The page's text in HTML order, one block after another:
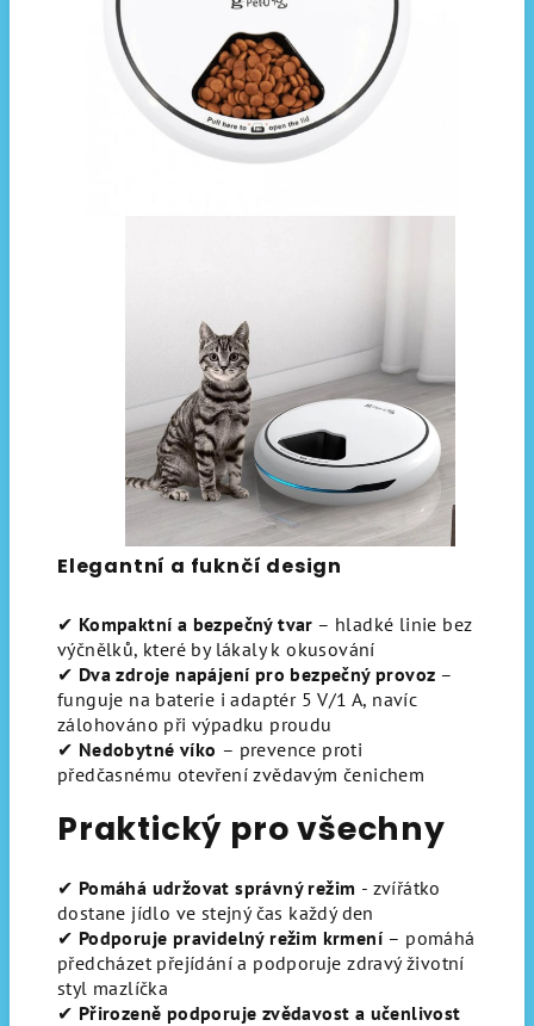
Elegantní a fuknčí design
✔ Kompaktní a bezpečný tvar – hladké linie bez
výčnělků, které by lákaly k okusování
✔ Dva zdroje napájení pro bezpečný provoz –
funguje na baterie i adaptér 5 V/1 A, navíc
zálohováno při výpadku proudu
✔ Nedobytné víko – prevence proti
předčasnému otevření zvědavým čenichem
Praktický pro všechny
✔ Pomáhá udržovat správný režim - zvířátko
dostane jídlo ve stejný čas každý den
✔ Podporuje pravidelný režim krmení – pomáhá
předcházet přejídání a podporuje zdravý životní
styl mazlíčka
✔ Přirozeně podporuje zvědavost a učenlivost